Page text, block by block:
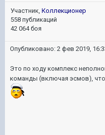
Участник, Коллекционер
558 публикаций
42 064 боя
Опубликовано: 2 фев 2019,
Это по ходу комплекс
команды (включая эсмов),